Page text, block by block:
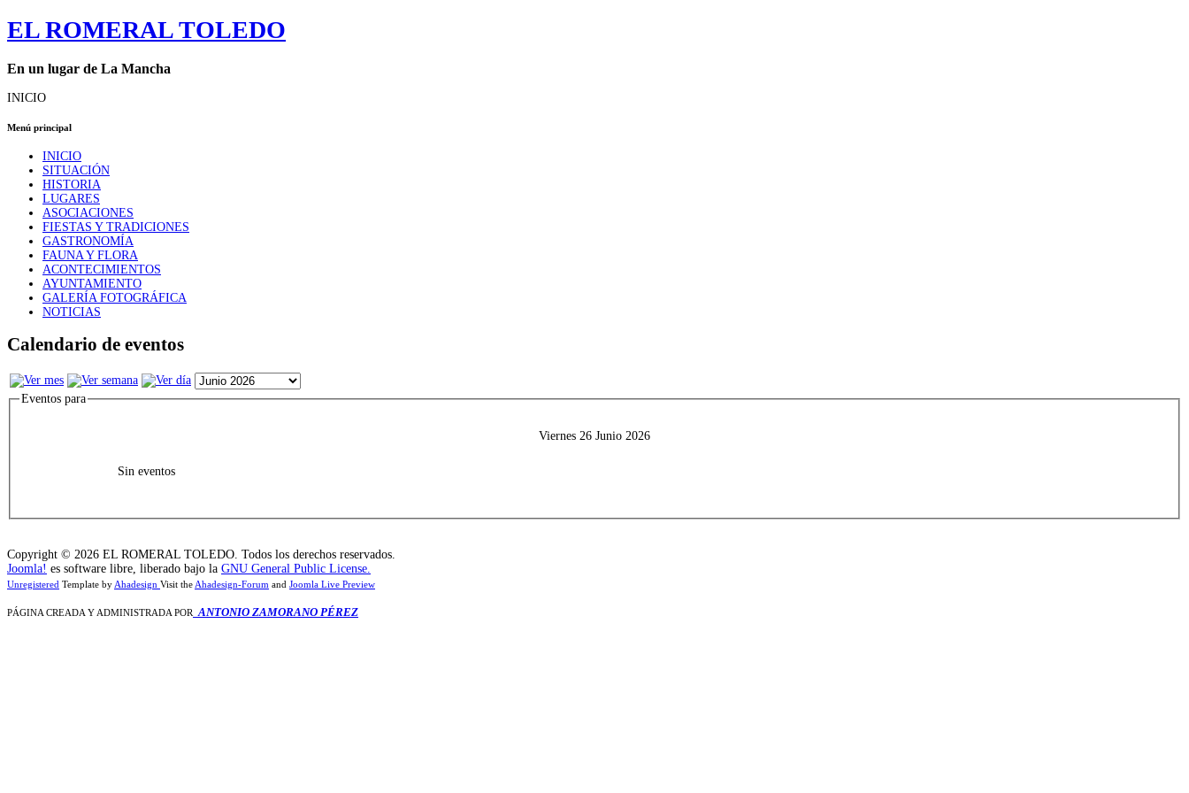
EL ROMERAL TOLEDO
En un lugar de La Mancha
INICIO
Menú principal
INICIO
SITUACIÓN
HISTORIA
LUGARES
ASOCIACIONES
FIESTAS Y TRADICIONES
GASTRONOMÍA
FAUNA Y FLORA
ACONTECIMIENTOS
AYUNTAMIENTO
GALERÍA FOTOGRÁFICA
NOTICIAS
Calendario de eventos
Eventos para
Viernes 26 Junio 2026
Sin eventos
Copyright © 2026 EL ROMERAL TOLEDO. Todos los derechos reservados.
Joomla! es software libre, liberado bajo la GNU General Public License.
Unregistered Template by Ahadesign Visit the Ahadesign-Forum and Joomla Live Preview
PÁGINA CREADA Y ADMINISTRADA POR ANTONIO ZAMORANO PÉREZ